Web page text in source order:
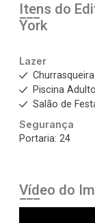
Itens do
York
Lazer
Churrasqueira
Piscina Adulto
Salão de
Segurança
Portaria: 24
Vídeo do